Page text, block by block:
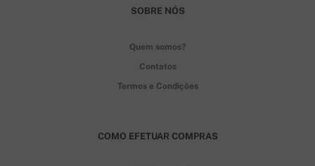
SOBRE NÓS
Quem somos?
Contatos
Termos e Condições
COMO EFETUAR COMPRAS